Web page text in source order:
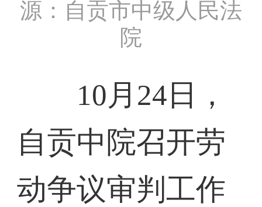
源：自贡市中级人民法
院
10月24日，
自贡中院召开劳
动争议审判工作